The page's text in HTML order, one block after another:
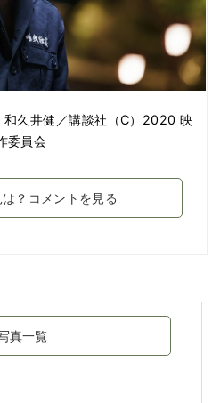
和久井健／講談社（C）2020 映
委員会
？コメントを見る
真一覧